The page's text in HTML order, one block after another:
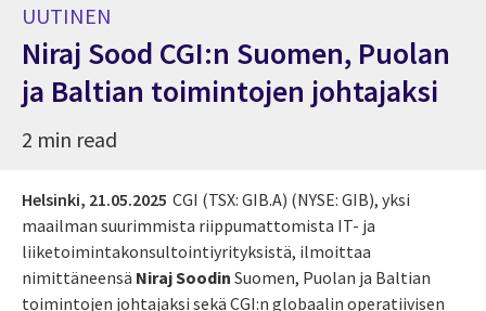
UUTINEN
Niraj Sood CGI:n Suomen, Puolan
ja Baltian toimintojen johtajaksi
2 min read
Helsinki, 21.05.2025 CGI (TSX: GIB.A) (NYSE: GIB), yksi
maailman suurimmista riippumattomista IT- ja
liiketoimintakonsultointiyrityksistä, ilmoittaa
nimittäneensä Niraj Soodin Suomen, Puolan ja Baltian
toimintojen johtajaksi sekä CGI:n globaalin operatiivisen